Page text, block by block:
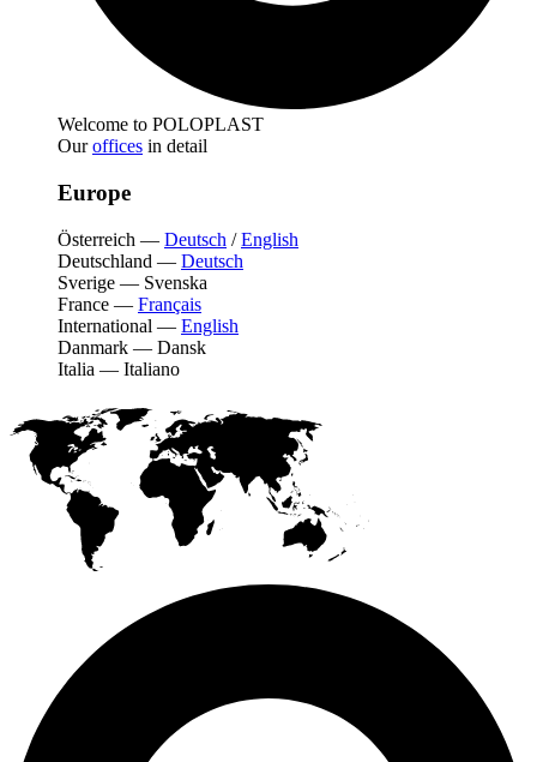
Welcome to POLOPLAST
Ouroffices in detail
Europe
Österreich — Deutsch /English
Deutschland — Deutsch
Sverige — Svenska
France — Français
International — English
Danmark — Dansk
Italia — Italiano